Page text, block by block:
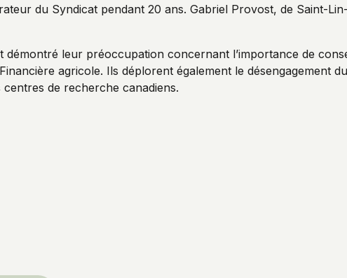
du Syndicat pendant 20 ans. Gabriel Provost, de Saint-
leur préoccupation concernant l’importance de
agricole. Ils déplorent également le désengagement
de recherche canadiens.